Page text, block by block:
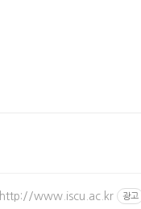
http://www.iscu.ac.kr 광고